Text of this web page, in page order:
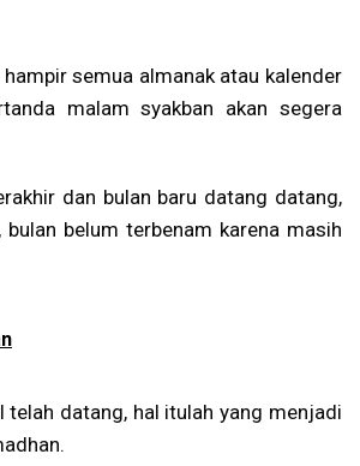
semua almanak atau kalender
malam syakban akan segera
dan bulan baru datang datang,
belum terbenam karena masih
telah datang, hal itulah yang menjadi